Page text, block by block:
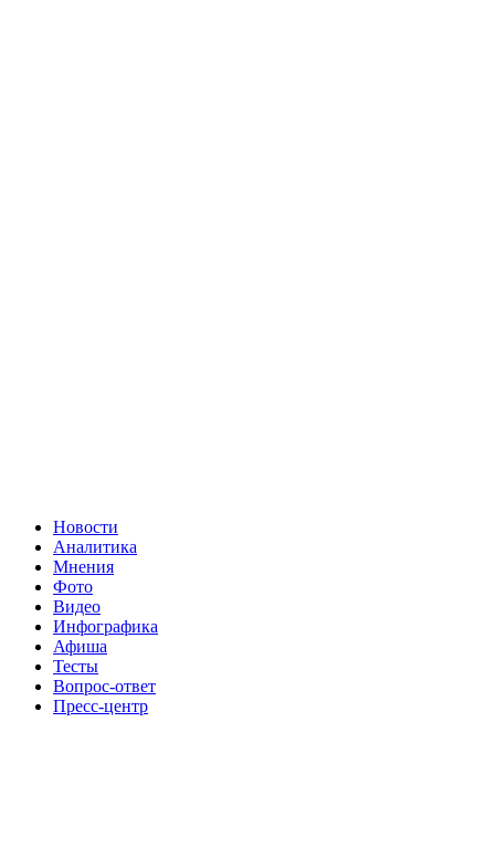
Новости
Аналитика
Мнения
Фото
Видео
Инфографика
Афиша
Тесты
Вопрос-ответ
Пресс-центр